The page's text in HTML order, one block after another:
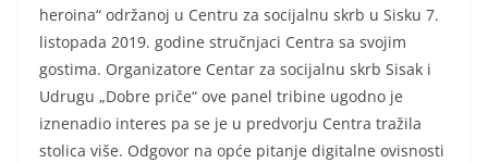
heroina“ održanoj u Centru za socijalnu skrb u Sisku 7.
listopada 2019. godine stručnjaci Centra sa svojim
gostima. Organizatore Centar za socijalnu skrb Sisak i
Udrugu „Dobre priče“ ove panel tribine ugodno je
iznenadio interes pa se je u predvorju Centra tražila
stolica više. Odgovor na opće pitanje digitalne ovisnosti